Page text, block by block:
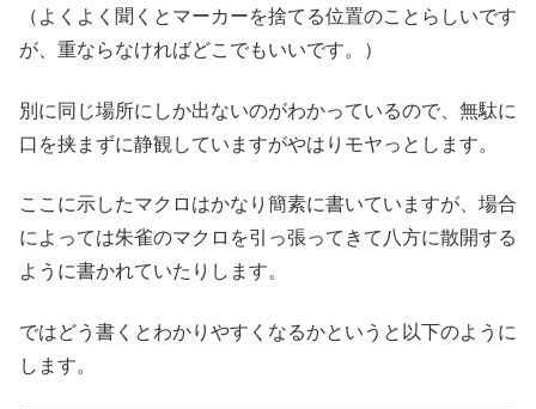
（よくよく聞くとマーカーを捨てる位置のことらしいです
が、重ならなければどこでもいいです。）
別に同じ場所にしか出ないのがわかっているので、無駄に
口を挟まずに静観していますがやはりモヤっとします。
ここに示したマクロはかなり簡素に書いていますが、場合
によっては朱雀のマクロを引っ張ってきて八方に散開する
ように書かれていたりします。
ではどう書くとわかりやすくなるかというと以下のように
します。